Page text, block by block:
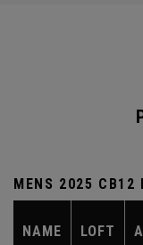
MENS 2025 CB12
NAME LOFT